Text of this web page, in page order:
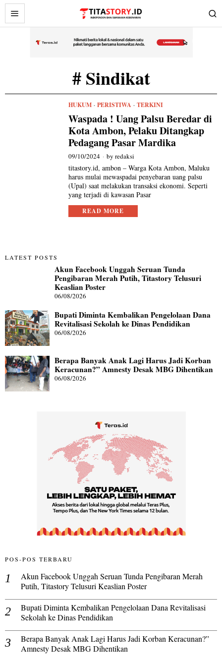
# Sindikat
HUKUM · PERISTIWA · TERKINI
Waspada ! Uang Palsu Beredar di
Kota Ambon, Pelaku Ditangkap
Pedagang Pasar Mardika
09/10/2024 byredaksi
titastory.id, ambon – Warga Kota Ambon, Maluku
harus mulai mewaspadai penyebaran uang palsu
(Upal) saat melakukan transaksi ekonomi. Seperti
yang terjadi di kawasan Pasar
READ MORE
LATEST POSTS
Akun Facebook Unggah Seruan Tunda
Pengibaran Merah Putih, Titastory Telusuri
Keaslian Poster
06/08/2026
Bupati Diminta Kembalikan Pengelolaan Dana
Revitalisasi Sekolah ke Dinas Pendidikan
06/08/2026
Berapa Banyak Anak Lagi Harus Jadi Korban
Keracunan?” Amnesty Desak MBG Dihentikan
06/08/2026
POS-POS TERBARU
Akun Facebook Unggah Seruan Tunda Pengibaran Merah
Putih, Titastory Telusuri Keaslian Poster
Bupati Diminta Kembalikan Pengelolaan Dana Revitalisasi
Sekolah ke Dinas Pendidikan
Berapa Banyak Anak Lagi Harus Jadi Korban Keracunan?”
Amnesty Desak MBG Dihentikan